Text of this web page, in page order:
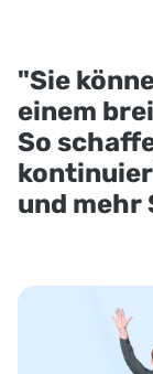
"Sie
einem
So
und mehr